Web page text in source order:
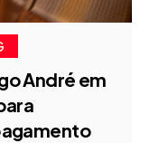
André em